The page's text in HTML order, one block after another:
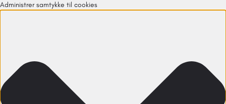
Administrer samtykke til cookies